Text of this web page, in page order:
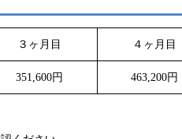
３ヶ月目 ４ヶ月目
351,600円 463,200円